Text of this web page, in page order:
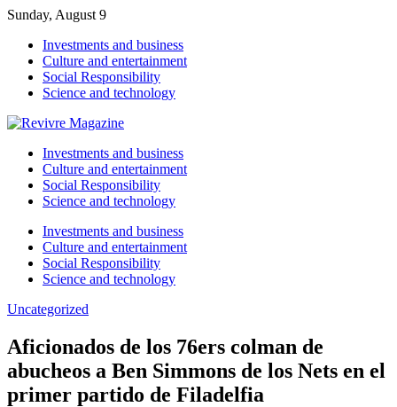
Sunday, August 9
Investments and business
Culture and entertainment
Social Responsibility
Science and technology
Investments and business
Culture and entertainment
Social Responsibility
Science and technology
Investments and business
Culture and entertainment
Social Responsibility
Science and technology
Uncategorized
Aficionados de los 76ers colman de
abucheos a Ben Simmons de los Nets en el
primer partido de Filadelfia